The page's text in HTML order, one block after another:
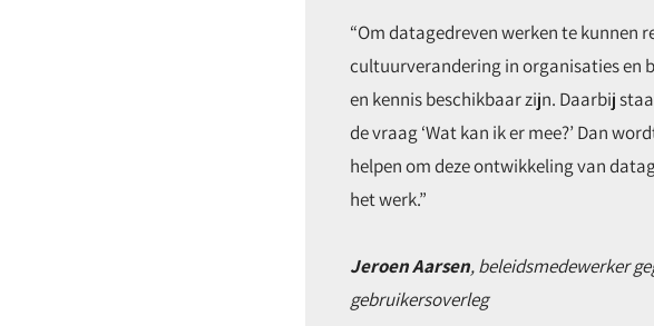
“Om datagedreven werken te kunnen
cultuurverandering in organisaties en
en kennis beschikbaar zijn. Daarbij
de vraag ‘Wat kan ik er mee?’ Dan
helpen om deze ontwikkeling van
het werk.”
Jeroen Aarsen, beleidsmedewerker
gebruikersoverleg